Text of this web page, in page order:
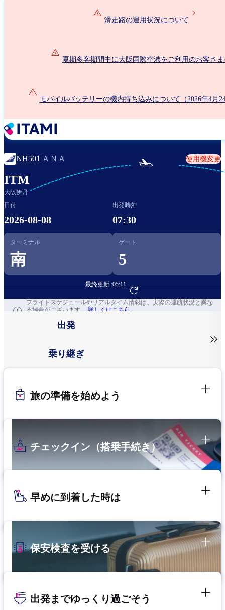
滑走路の運用状況について
夏期多客期間中に大阪国際空港をご利用のお客さ
モバイルバッテリーの機内持ち込みについて（2026年4月
NH501 | ＡＮＡ 使用機変更
ITM
大阪伊丹

日付
2026-08-08
出発時刻
07:30
ターミナル
南
ゲート
5
最終更新 :05:11
フライト予約へ
フライトスケジュールやリアルタイム情報は、実際の運航状況と異な
る場合がございます。 詳しくはこちら
出発
乗り継ぎ

旅の準備を始めよう
チェックイン（搭乗手続き）
早めに到着した時は
保安検査を受ける
出発までゆっくり過ごそう